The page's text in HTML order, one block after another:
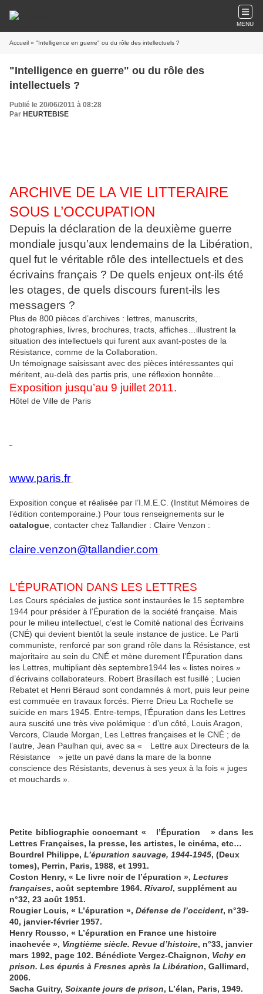
MENU
Accueil » "Intelligence en guerre" ou du rôle des intellectuels ?
"Intelligence en guerre" ou du rôle des
intellectuels ?
Publié le 20/06/2011 à 08:28
Par HEURTEBISE
ARCHIVE DE LA VIE LITTERAIRE
SOUS L’OCCUPATION
Depuis la déclaration de la deuxième guerre
mondiale jusqu’aux lendemains de la Libération,
quel fut le véritable rôle des intellectuels et des
écrivains français ? De quels enjeux ont-ils été
les otages, de quels discours furent-ils les
messagers ?
Plus de 800 pièces d’archives : lettres, manuscrits,
photographies, livres, brochures, tracts, affiches…illustrent la
situation des intellectuels qui furent aux avant-postes de la
Résistance, comme de la Collaboration.
Un témoignage saisissant avec des pièces intéressantes qui
méritent, au-delà des partis pris, une réflexion honnête…
Exposition jusqu’au 9 juillet 2011.
Hôtel de Ville de Paris
www.paris.fr
Exposition conçue et réalisée par l’I.M.E.C. (Institut Mémoires de
l’édition contemporaine.) Pour tous renseignements sur le
catalogue , contacter chez Tallandier : Claire Venzon :
claire.venzon@tallandier.com
L’ÉPURATION DANS LES LETTRES
Les Cours spéciales de justice sont instaurées le 15 septembre
1944 pour présider à l’Épuration de la société française. Mais
pour le milieu intellectuel, c’est le Comité national des Écrivains
(CNÉ) qui devient bientôt la seule instance de justice. Le Parti
communiste, renforcé par son grand rôle dans la Résistance, est
majoritaire au sein du CNÉ et mène durement l’Épuration dans
les Lettres, multipliant dès septembre1944 les « listes noires »
d’écrivains collaborateurs. Robert Brasillach est fusillé ; Lucien
Rebatet et Henri Béraud sont condamnés à mort, puis leur peine
est commuée en travaux forcés. Pierre Drieu La Rochelle se
suicide en mars 1945. Entre-temps, l’Épuration dans les Lettres
aura suscité une très vive polémique : d’un côté, Louis Aragon,
Vercors, Claude Morgan, Les Lettres françaises et le CNÉ ; de
l’autre, Jean Paulhan qui, avec sa « Lettre aux Directeurs de la
Résistance » jette un pavé dans la mare de la bonne
conscience des Résistants, devenus à ses yeux à la fois « juges
et mouchards ».
Petite bibliographie concernant « l’Épuration » dans les
Lettres Françaises, la presse, les artistes, le cinéma, etc…
Bourdrel Philippe, L’épuration sauvage, 1944-1945, (Deux
tomes), Perrin, Paris, 1988, et 1991.
Coston Henry, « Le livre noir de l’épuration », Lectures
françaises, août septembre 1964. Rivarol, supplément au
n°32, 23 août 1951.
Rougier Louis, « L’épuration », Défense de l’occident, n°39-
40, janvier-février 1957.
Henry Rousso, « L’épuration en France une histoire
inachevée », Vingtième siècle. Revue d’histoire, n°33, janvier
mars 1992, page 102. Bénédicte Vergez-Chaignon, Vichy en
prison. Les épurés à Fresnes après la Libération, Gallimard,
2006.
Sacha Guitry, Soixante jours de prison, L’élan, Paris, 1949.